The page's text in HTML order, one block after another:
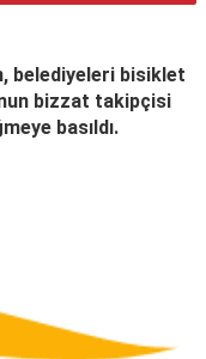
belediyeleri bisiklet
bizzat takipçisi
basıldı.